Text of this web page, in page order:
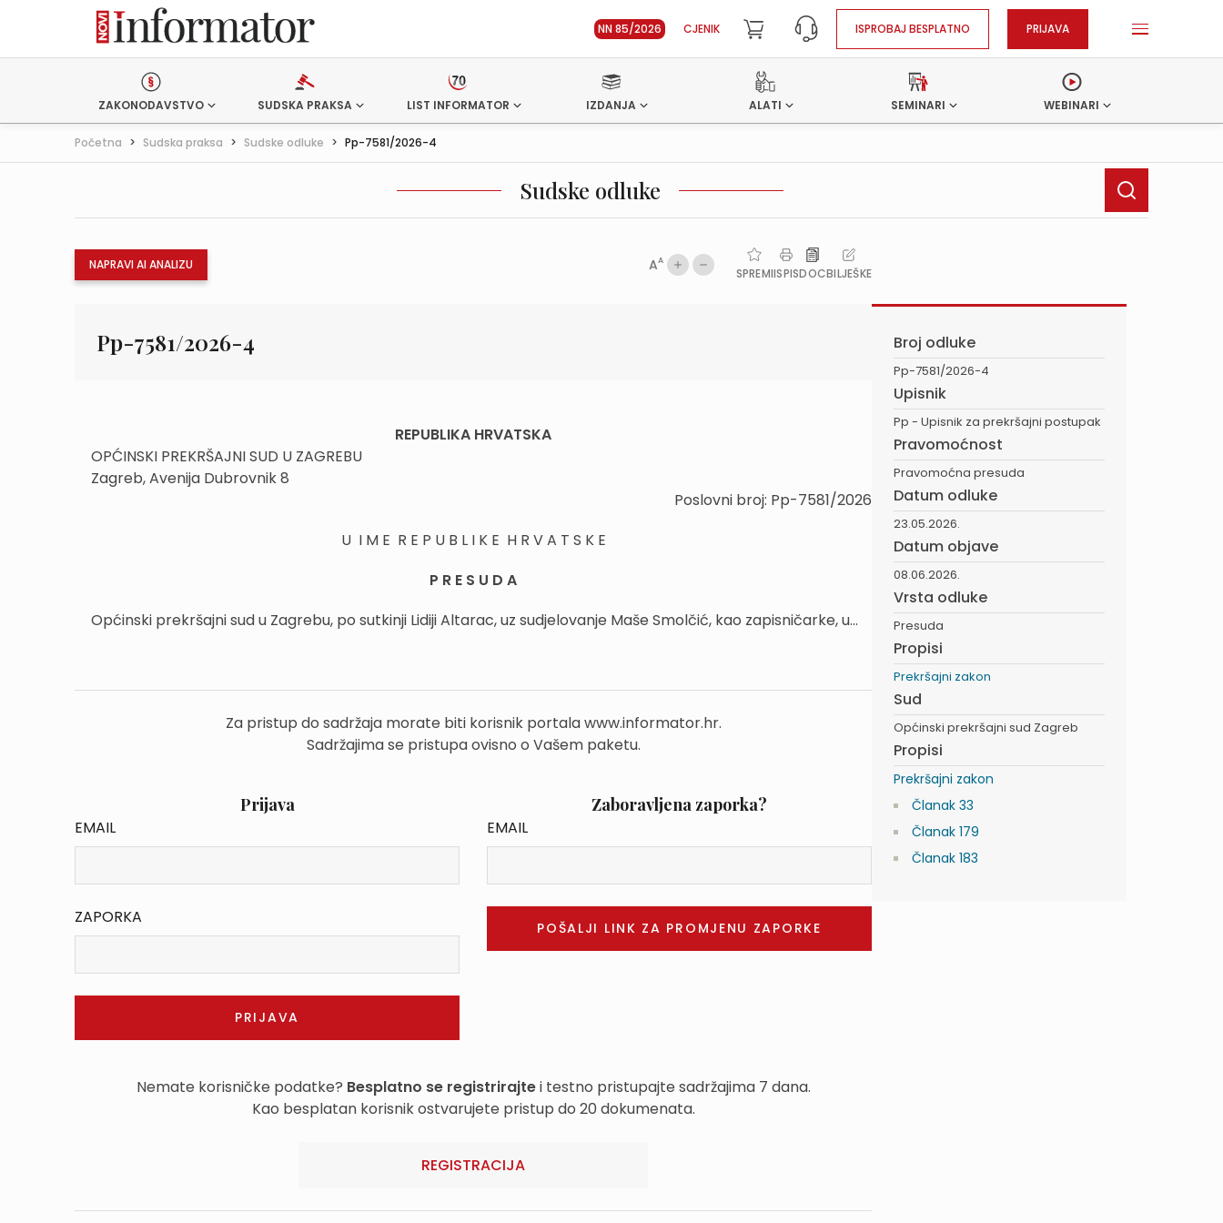
NN 85/2026 CJENIK ISPROBAJ BESPLATNO PRIJAVA
ZAKONODAVSTVO SUDSKA PRAKSA LIST INFORMATOR IZDANJA ALATI SEMINARI WEBINARI
Početna > Sudska praksa > Sudske odluke > Pp-7581/2026-4
Sudske odluke
NAPRAVI AI ANALIZU AA
SPREMIISPISDOCBILJEŠKE
Pp-7581/2026-4
REPUBLIKA HRVATSKA
OPĆINSKI PREKRŠAJNI SUD U ZAGREBU
Zagreb, Avenija Dubrovnik 8
Poslovni broj: Pp-7581/2026
U I M E R E P U B L I K E H R V A T S K E
P R E S U D A
Općinski prekršajni sud u Zagrebu, po sutkinji Lidiji Altarac, uz sudjelovanje Maše Smolčić, kao zapisničarke, u...
Za pristup do sadržaja morate biti korisnik portala www.informator.hr.
Sadržajima se pristupa ovisno o Vašem paketu.
Prijava
EMAIL
ZAPORKA
Zaboravljena zaporka?
EMAIL
Nemate korisničke podatke? Besplatno se registrirajtei testno pristupajte sadržajima 7 dana.
Kao besplatan korisnik ostvarujete pristup do 20 dokumenata.
REGISTRACIJA
Broj odluke
Pp-7581/2026-4
Upisnik
Pp - Upisnik za prekršajni postupak
Pravomoćnost
Pravomoćna presuda
Datum odluke
23.05.2026.
Datum objave
08.06.2026.
Vrsta odluke
Presuda
Propisi
Prekršajni zakon
Sud
Općinski prekršajni sud Zagreb
Propisi
Prekršajni zakon
Članak 33
Članak 179
Članak 183